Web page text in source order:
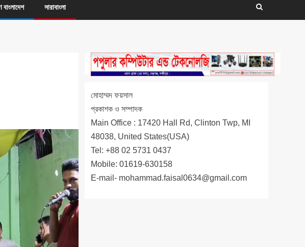
সারাবাংলা
মোহাম্মদ ফয়সাল
প্রকাশক ও সম্পাদক
Main Office : 17420 Hall Rd, Clinton Twp, MI
48038, United States(USA)
Tel: +88 02 5731 0437
Mobile: 01619-630158
E-mail- mohammad.faisal0634@gmail.com